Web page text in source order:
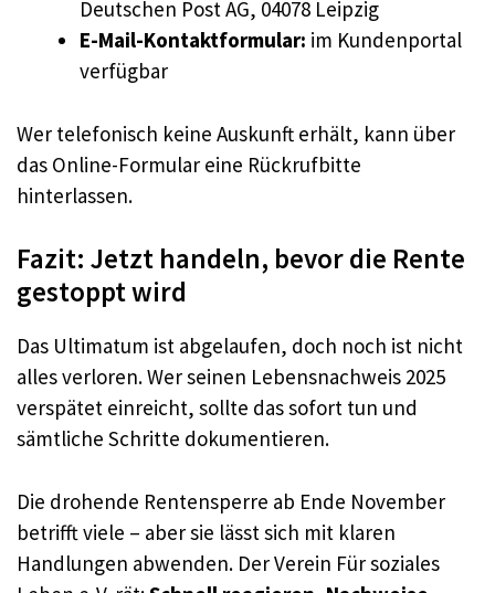
Deutschen Post AG, 04078 Leipzig
E-Mail-Kontaktformular: im Kundenportal
verfügbar
Wer telefonisch keine Auskunft erhält, kann über
das Online-Formular eine Rückrufbitte
hinterlassen.
Fazit: Jetzt handeln, bevor die Rente
gestoppt wird
Das Ultimatum ist abgelaufen, doch noch ist nicht
alles verloren. Wer seinen Lebensnachweis 2025
verspätet einreicht, sollte das sofort tun und
sämtliche Schritte dokumentieren.
Die drohende Rentensperre ab Ende November
betrifft viele – aber sie lässt sich mit klaren
Handlungen abwenden. Der Verein Für soziales